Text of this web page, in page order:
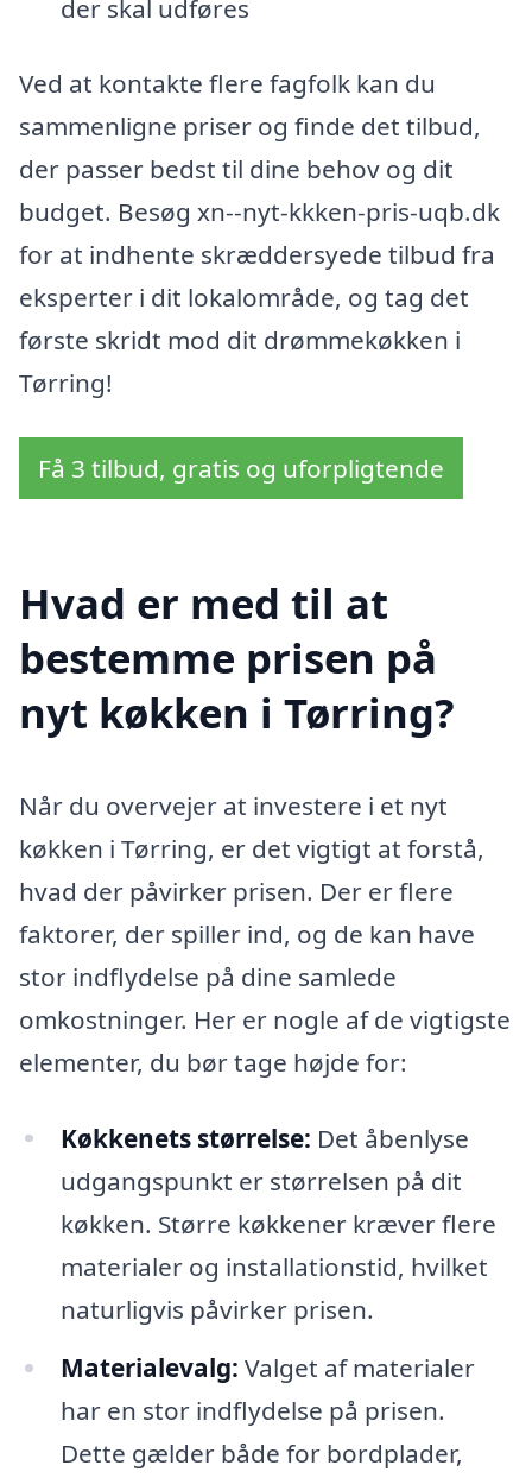
der skal udføres
Ved at kontakte flere fagfolk kan du
sammenligne priser og finde det tilbud,
der passer bedst til dine behov og dit
budget. Besøg xn--nyt-kkken-pris-uqb.dk
for at indhente skræddersyede tilbud fra
eksperter i dit lokalområde, og tag det
første skridt mod dit drømmekøkken i
Tørring!
Få 3 tilbud, gratis og uforpligtende
Hvad er med til at
bestemme prisen på
nyt køkken i Tørring?
Når du overvejer at investere i et nyt
køkken i Tørring, er det vigtigt at forstå,
hvad der påvirker prisen. Der er flere
faktorer, der spiller ind, og de kan have
stor indflydelse på dine samlede
omkostninger. Her er nogle af de vigtigste
elementer, du bør tage højde for:
Køkkenets størrelse: Det åbenlyse
udgangspunkt er størrelsen på dit
køkken. Større køkkener kræver flere
materialer og installationstid, hvilket
naturligvis påvirker prisen.
Materialevalg: Valget af materialer
har en stor indflydelse på prisen.
Dette gælder både for bordplader,